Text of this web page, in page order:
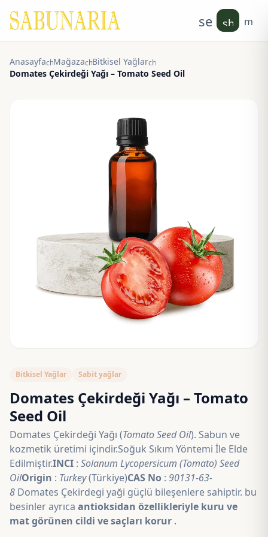
search
Anasayfachevron_right
Mağazachevron_right
Bitkisel Yağlarchevron_right
Domates Çekirdeği Yağı – Tomato Seed Oil
Bitkisel Yağlar Sabit yağlar
Domates Çekirdeği Yağı – Tomato
Seed Oil
Domates Çekirdeği Yağı (Tomato Seed Oil). Sabun ve
kozmetik üretimi içindir.Soğuk Sıkım Yöntemi İle Elde
Edilmiştir.INCI : Solanum Lycopersicum (Tomato) Seed
OilOrigin : Turkey(Türkiye)CAS No : 90131-63-
8 Domates Çekirdegi yaği güçlü bileşenlere sahiptir. bu
besinler ayrıca antioksidan özellikleriyle kuru ve
mat görünen cildi ve saçları korur .